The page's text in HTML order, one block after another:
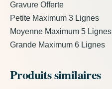
Gravure Offerte
Petite Maximum 3 Lignes
Moyenne Maximum 5 Lignes
Grande Maximum 6 Lignes
Produits similaires